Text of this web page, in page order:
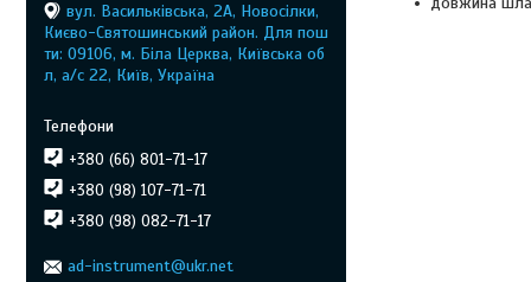
вул. Васильківська, 2А, Новосілки,
Києво-Святошинський район. Для пош
ти: 09106, м. Біла Церква, Київська об
л, а/с 22, Київ, Україна
+380 (66) 801-71-17
+380 (98) 107-71-71
+380 (98) 082-71-17
ad-instrument@ukr.net